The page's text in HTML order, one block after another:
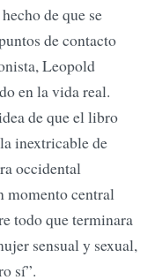
de que se
de contacto
Leopold
en la vida real.
de que el libro
inextricable de
occidental
momento central
todo que terminara
sensual y sexual,
sí”.